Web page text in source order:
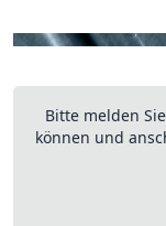
Bitte melden
können und